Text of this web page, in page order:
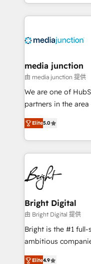
requirement).
team to simplify
experience for
media junction
由 media junction 提供
We are one of
partners in the
design &
implementations
companies. We are woman-owned, powered by
coffee, and we ❤️ dogs. We produce
work for our clients. 🏆2023 Technical Expertise
Impact Award
Award 🏆2022
Award 🏆2020 Elite
Integrations
Marketing
2018 Website
Growth-Driven
Elite5.0
Bright Digital
由 Bright Digital 提供
Bright is the #1
ambitious
From HubSpot
Elite4.9